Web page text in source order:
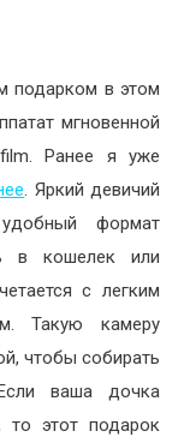
подарком в этом
мгновенной
Ранее я уже
. Яркий девичий
формат
в кошелек или
с легким
Такую камеру
чтобы собирать
ваша дочка
то этот подарок